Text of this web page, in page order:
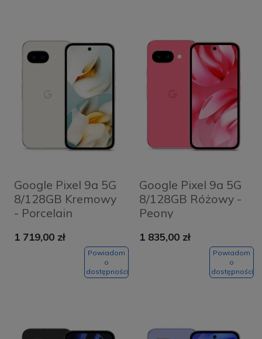
Google Pixel 9a 5G
8/128GB Kremowy
- Porcelain
1 719,00 zł
Powiadom
o
dostępności
Google Pixel 9a 5G
8/128GB Różowy -
Peony
1 835,00 zł
Powiadom
o
dostępności